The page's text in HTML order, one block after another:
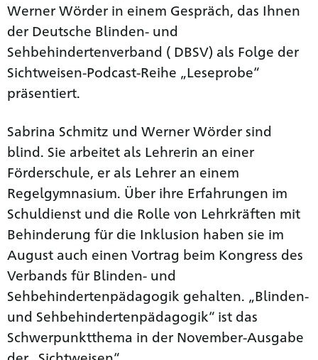
Werner Wörder in einem Gespräch, das Ihnen
der Deutsche Blinden- und
Sehbehindertenverband ( DBSV) als Folge der
Sichtweisen-Podcast-Reihe „Leseprobe“
präsentiert.
Sabrina Schmitz und Werner Wörder sind
blind. Sie arbeitet als Lehrerin an einer
Förderschule, er als Lehrer an einem
Regelgymnasium. Über ihre Erfahrungen im
Schuldienst und die Rolle von Lehrkräften mit
Behinderung für die Inklusion haben sie im
August auch einen Vortrag beim Kongress des
Verbands für Blinden- und
Sehbehindertenpädagogik gehalten. „Blinden-
und Sehbehindertenpädagogik“ ist das
Schwerpunktthema in der November-Ausgabe